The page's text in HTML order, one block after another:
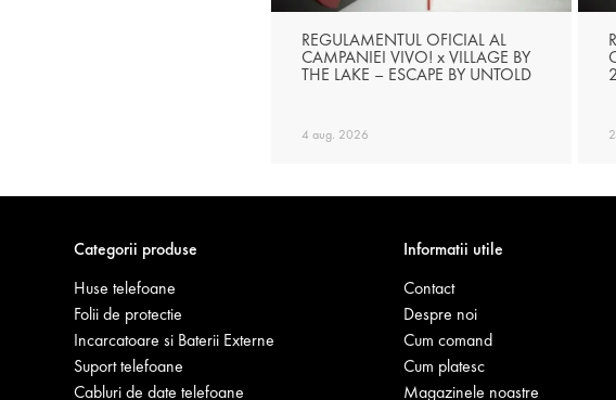
REGULAMENTUL OFICIAL AL
CAMPANIEI VIVO! x VILLAGE BY
THE LAKE – ESCAPE BY UNTOLD
4 aug. 2026
Categorii produse
Huse telefoane
Folii de protectie
Incarcatoare si Baterii Externe
Suport telefoane
Cabluri de date telefoane
Informatii utile
Contact
Despre noi
Cum comand
Cum platesc
Magazinele noastre